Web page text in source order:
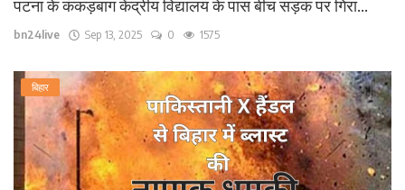
पटना के कंकड़बाग केंद्रीय विद्यालय के पास बीच सड़क पर गिरा...
bn24live Sep 13, 2025 0 1575
बिहार